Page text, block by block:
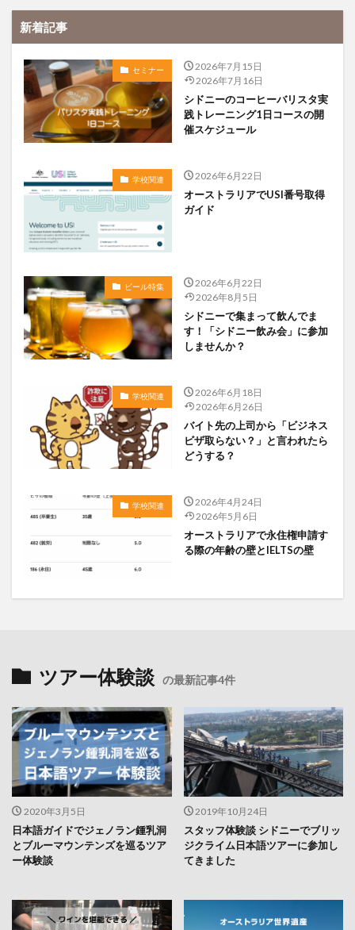
新着記事
セミナー
2026年7月15日
2026年7月16日
シドニーのコーヒーバリスタ実
践トレーニング1日コースの開
催スケジュール
学校関連 2026年6月22日
オーストラリアでUSI番号取得
ガイド
ビール特集
2026年6月22日
2026年8月5日
シドニーで集まって飲んでま
す！「シドニー飲み会」に参加
しませんか？
学校関連
2026年6月18日
2026年6月26日
バイト先の上司から「ビジネス
ビザ取らない？」と言われたら
どうする？
学校関連
2026年4月24日
2026年5月6日
オーストラリアで永住権申請す
る際の年齢の壁とIELTSの壁
ツアー体験談 の最新記事4件
2020年3月5日
日本語ガイドでジェノラン鍾乳洞
とブルーマウンテンズを巡るツア
ー体験談
2019年10月24日
スタッフ体験談 シドニーでブリッ
ジクライム日本語ツアーに参加し
てきました